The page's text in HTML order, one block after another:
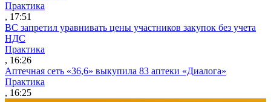
Практика
, 17:51
ВС запретил уравнивать цены участников закупок без учета
НДС
Практика
, 16:26
Аптечная сеть «36,6» выкупила 83 аптеки «Диалога»
Практика
, 16:25